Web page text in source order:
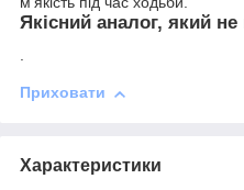
Якісний аналог, який не
.
Приховати
Характеристики